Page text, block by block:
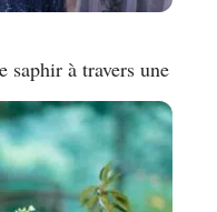
saphir à travers une